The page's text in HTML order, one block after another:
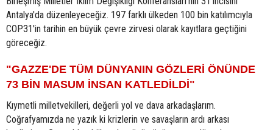
Antalya'da düzenleyeceğiz. 197 farklı ülkeden 100 bin katılımcıyla
COP31'in tarihin en büyük çevre zirvesi olarak kayıtlara geçtiğini
göreceğiz.
"GAZZE'DE TÜM DÜNYANIN GÖZLERİ ÖNÜNDE
73 BİN MASUM İNSAN KATLEDİLDİ"
Kıymetli milletvekilleri, değerli yol ve dava arkadaşlarım.
Coğrafyamızda ne yazık ki krizlerin ve savaşların ardı arkası